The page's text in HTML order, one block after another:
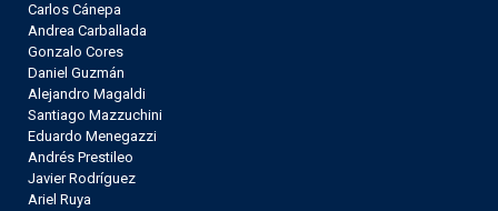
Carlos Cánepa
Andrea Carballada
Gonzalo Cores
Daniel Guzmán
Alejandro Magaldi
Santiago Mazzuchini
Eduardo Menegazzi
Andrés Prestileo
Javier Rodríguez
Ariel Ruya